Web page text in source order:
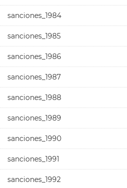
sanciones_1984
sanciones_1985
sanciones_1986
sanciones_1987
sanciones_1988
sanciones_1989
sanciones_1990
sanciones_1991
sanciones_1992